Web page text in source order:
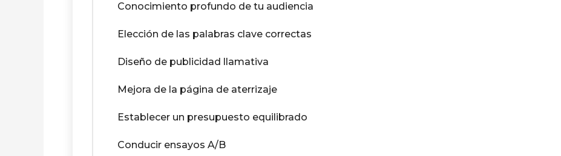
Conocimiento profundo de tu audiencia
Elección de las palabras clave correctas
Diseño de publicidad llamativa
Mejora de la página de aterrizaje
Establecer un presupuesto equilibrado
Conducir ensayos A/B